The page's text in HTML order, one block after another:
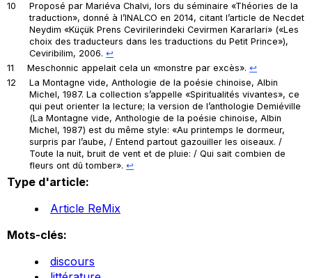
10
Proposé par Mariéva Chalvi, lors du séminaire «Théories de la
traduction», donné à l’INALCO en 2014, citant l’article de Necdet
Neydim «Küçük Prens Cevirilerindeki Cevirmen Kararlari» («Les
choix des traducteurs dans les traductions duPetit Prince»),
Ceviribilim, 2006.↩︎
11
Meschonnic appelait cela un «monstre par excès».↩︎
12
La Montagne vide, Anthologie de la poésie chinoise, Albin
Michel, 1987. La collection s’appelle «Spiritualités vivantes», ce
qui peut orienter la lecture; la version de l’anthologie Demiéville
(La Montagne vide, Anthologie de la poésie chinoise, Albin
Michel, 1987) est du même style: «Au printemps le dormeur,
surpris par l’aube, / Entend partout gazouiller les oiseaux. /
Toute la nuit, bruit de vent et de pluie: / Qui sait combien de
fleurs ont dû tomber».↩︎
Type d'article:
Article ReMix
Mots-clés:
discours